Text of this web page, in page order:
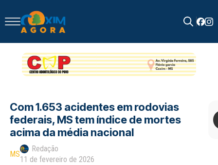
for:
Com 1.653 acidentes em rodovias
federais, MS tem índice de mortes
acima da média nacional
MS
Redação
11 de fevereiro de 2026